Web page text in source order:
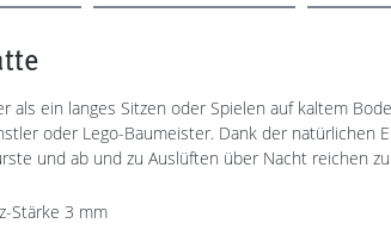
als ein langes Sitzen oder Spielen auf kaltem
oder Lego-Baumeister. Dank der
und ab und zu Auslüften über Nacht reichen
Stärke 3 mm